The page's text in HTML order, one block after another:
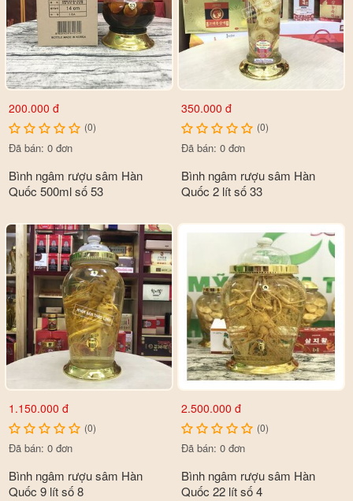
200.000 đ
(0)
Đã bán: 0 đơn
Bình ngâm rượu sâm Hàn
Quốc 500ml số 53
350.000 đ
(0)
Đã bán: 0 đơn
Bình ngâm rượu sâm Hàn
Quốc 2 lít số 33
1.150.000 đ
(0)
Đã bán: 0 đơn
Bình ngâm rượu sâm Hàn
Quốc 9 lít số 8
2.500.000 đ
(0)
Đã bán: 0 đơn
Bình ngâm rượu sâm Hàn
Quốc 22 lít số 4